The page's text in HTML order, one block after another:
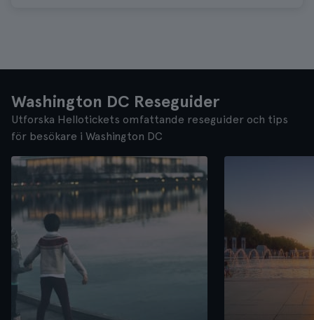
Washington DC Reseguider
Utforska Hellotickets omfattande reseguider och tips
för besökare i Washington DC